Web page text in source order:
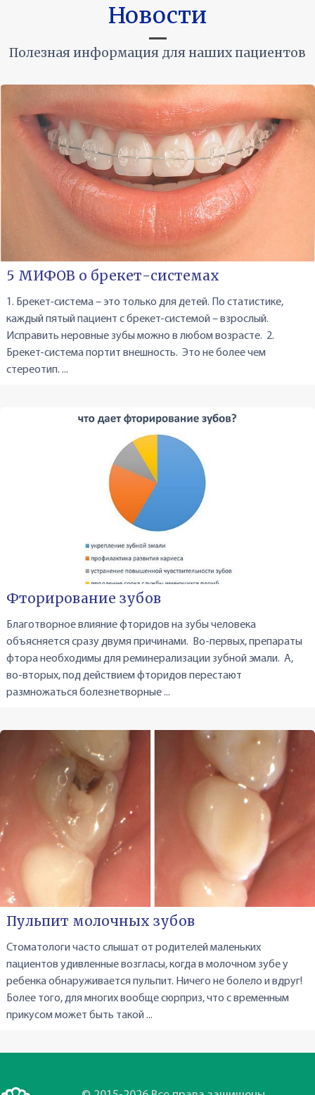
Новости
Полезная информация для наших пациентов
5 МИФОВ о брекет-системах
1. Брекет-система – это только для детей. По статистике,
каждый пятый пациент с брекет-системой – взрослый.
Исправить неровные зубы можно в любом возрасте. 2.
Брекет-система портит внешность. Это не более чем
стереотип. ...
Фторирование зубов
Благотворное влияние фторидов на зубы человека
объясняется сразу двумя причинами. Во-первых, препараты
фтора необходимы для реминерализации зубной эмали. А,
во-вторых, под действием фторидов перестают
размножаться болезнетворные ...
Пульпит молочных зубов
Стоматологи часто слышат от родителей маленьких
пациентов удивленные возгласы, когда в молочном зубе у
ребенка обнаруживается пульпит. Ничего не болело и вдруг!
Более того, для многих вообще сюрприз, что с временным
прикусом может быть такой ...